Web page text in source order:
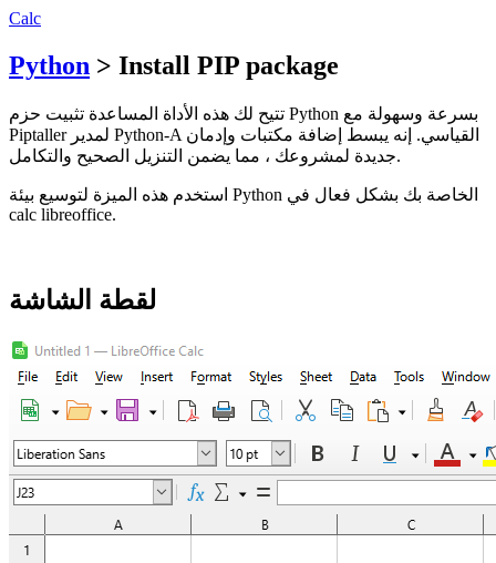
Calc
Python > Install PIP package
تتيح لك هذه الأداة المساعدة تثبيت حزم Python بسرعة وسهولة مع
Piptaller لمدير Python-A القياسي. إنه يبسط إضافة مكتبات وإدمان
جديدة لمشروعك ، مما يضمن التنزيل الصحيح والتكامل.
استخدم هذه الميزة لتوسيع بيئة Python الخاصة بك بشكل فعال في
calc libreoffice.
لقطة الشاشة